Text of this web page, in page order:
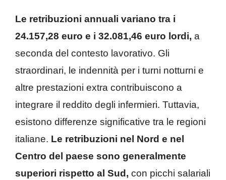
Le retribuzioni annuali variano tra i
24.157,28 euro e i 32.081,46 euro lordi, a
seconda del contesto lavorativo. Gli
straordinari, le indennità per i turni notturni e
altre prestazioni extra contribuiscono a
integrare il reddito degli infermieri. Tuttavia,
esistono differenze significative tra le regioni
italiane. Le retribuzioni nel Nord e nel
Centro del paese sono generalmente
superiori rispetto al Sud, con picchi salariali